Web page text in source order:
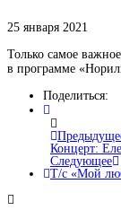
25 января 2021
Только самое
в программе
Поделиться:
Концерт:
Следующее
Т/с «Мой